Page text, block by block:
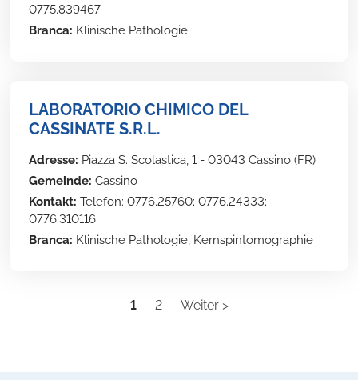
0775.839467
Branca: Klinische Pathologie
LABORATORIO CHIMICO DEL
CASSINATE S.R.L.
Adresse: Piazza S. Scolastica, 1 - 03043 Cassino (FR)
Gemeinde: Cassino
Kontakt: Telefon: 0776.25760; 0776.24333;
0776.310116
Branca: Klinische Pathologie, Kernspintomographie
1 2 Weiter >